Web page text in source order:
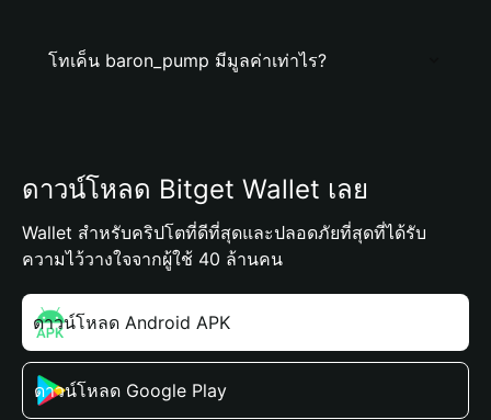
โทเค็น baron_pump มีมูลค่าเท่าไร?
ดาวน์โหลด Bitget Wallet เลย
Wallet สำหรับคริปโตที่ดีที่สุดและปลอดภัยที่สุดที่ได้รับ
ความไว้วางใจจากผู้ใช้ 40 ล้านคน
ดาวน์โหลด Android APK
ดาวน์โหลด Google Play